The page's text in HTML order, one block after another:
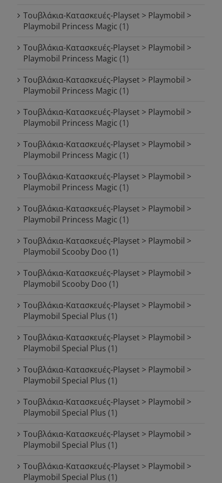
Τουβλάκια-Κατασκευές-Playset > Playmobil >
Playmobil Princess Magic (1)
Τουβλάκια-Κατασκευές-Playset > Playmobil >
Playmobil Princess Magic (1)
Τουβλάκια-Κατασκευές-Playset > Playmobil >
Playmobil Princess Magic (1)
Τουβλάκια-Κατασκευές-Playset > Playmobil >
Playmobil Princess Magic (1)
Τουβλάκια-Κατασκευές-Playset > Playmobil >
Playmobil Princess Magic (1)
Τουβλάκια-Κατασκευές-Playset > Playmobil >
Playmobil Princess Magic (1)
Τουβλάκια-Κατασκευές-Playset > Playmobil >
Playmobil Princess Magic (1)
Τουβλάκια-Κατασκευές-Playset > Playmobil >
Playmobil Scooby Doo (1)
Τουβλάκια-Κατασκευές-Playset > Playmobil >
Playmobil Scooby Doo (1)
Τουβλάκια-Κατασκευές-Playset > Playmobil >
Playmobil Special Plus (1)
Τουβλάκια-Κατασκευές-Playset > Playmobil >
Playmobil Special Plus (1)
Τουβλάκια-Κατασκευές-Playset > Playmobil >
Playmobil Special Plus (1)
Τουβλάκια-Κατασκευές-Playset > Playmobil >
Playmobil Special Plus (1)
Τουβλάκια-Κατασκευές-Playset > Playmobil >
Playmobil Special Plus (1)
Τουβλάκια-Κατασκευές-Playset > Playmobil >
Playmobil Special Plus (1)